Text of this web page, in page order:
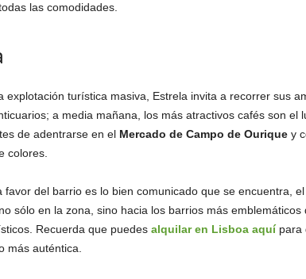
las comodidades.
explotación turística masiva, Estrela invita a recorrer sus
a media mañana, los más atractivos cafés son el
de adentrarse en el Mercado de Campo de Ouriquey
colores.
favor del barrio es lo bien comunicado que se encuentra,
sólo en la zona, sino hacia los barrios más
Recuerda que puedes alquilar en Lisboa aquípara
más auténtica.